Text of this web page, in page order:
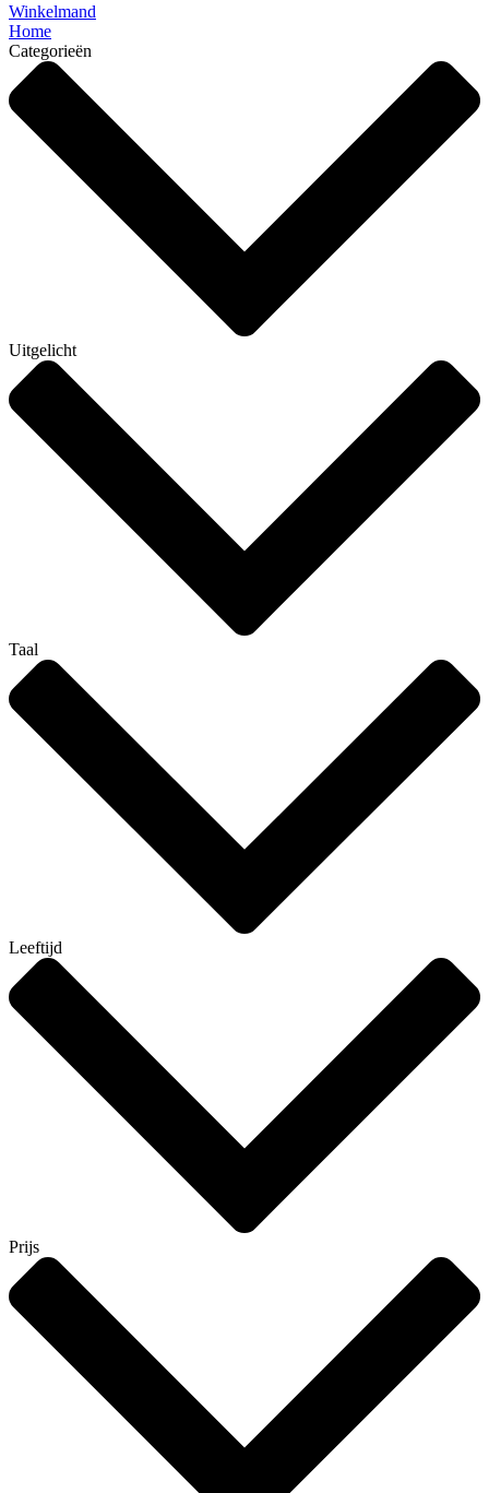
Winkelmand
Home
Categorieën
Uitgelicht
Taal
Leeftijd
Prijs